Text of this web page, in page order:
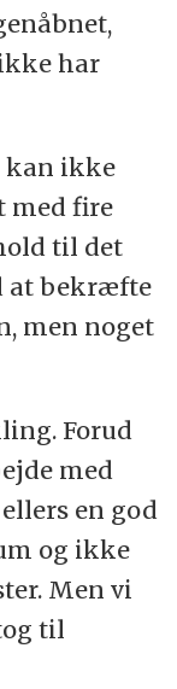
har
kan ikke
med fire
til det
at bekræfte
men noget
Forud
med
en god
og ikke
Men vi
til